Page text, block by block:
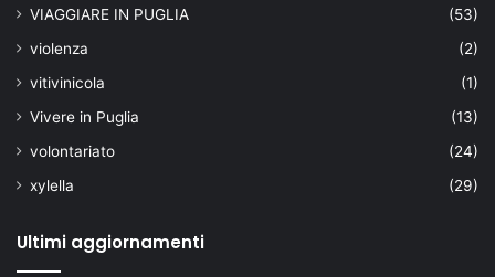
VIAGGIARE IN PUGLIA
(53)
violenza
(2)
vitivinicola
(1)
Vivere in Puglia
(13)
volontariato
(24)
xylella
(29)
Ultimi aggiornamenti